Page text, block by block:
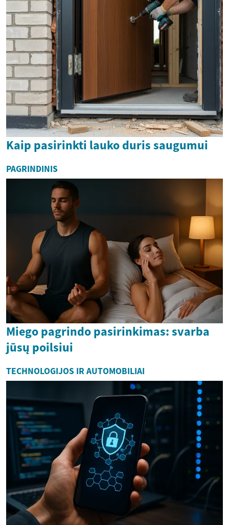
Kaip pasirinkti lauko duris saugumui
PAGRINDINIS
Miego pagrindo pasirinkimas: svarba
jūsų poilsiui
TECHNOLOGIJOS IR AUTOMOBILIAI